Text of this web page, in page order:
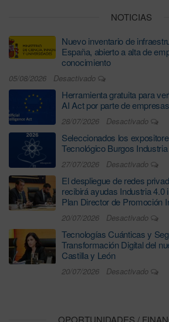
NOTICIAS
Nuevo inventario de
España, abierto a alta de
conocimiento
05/08/2026 Desactivado
Herramienta gratuita para
AI Act por parte de
28/07/2026 Desactivado
Seleccionados los
Tecnológico Burgos
27/07/2026 Desactivado
El despliegue de redes
recibirá ayudas Industria 4.0
Plan Director de Promoción
20/07/2026 Desactivado
Tecnologías Cuánticas y
Transformación Digital del
Castilla y León
20/07/2026 Desactivado
OPORTUNIDADES /